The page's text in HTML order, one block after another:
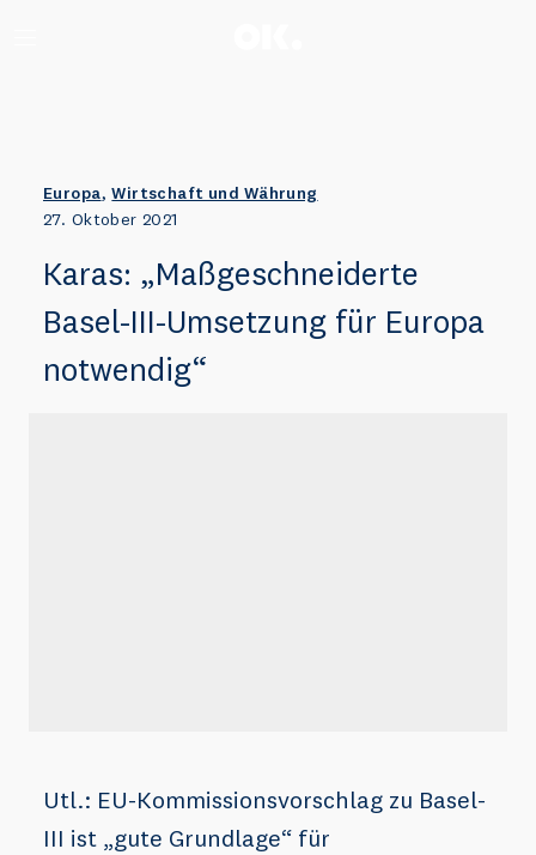
Europa,Wirtschaft und Währung
27. Oktober 2021
Karas: „Maßgeschneiderte
Basel-III-Umsetzung für Europa
notwendig“
Utl.: EU-Kommissionsvorschlag zu Basel-
III ist „gute Grundlage“ für